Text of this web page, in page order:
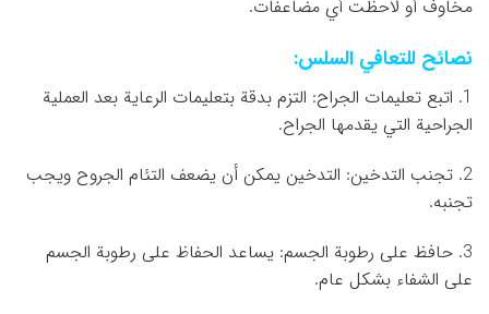
مخاوف أو لاحظت أي مضاعفات.
نصائح للتعافي السلس:
1. اتبع تعليمات الجراح: التزم بدقة بتعليمات الرعاية بعد العملية
الجراحية التي يقدمها الجراح.
2. تجنب التدخين: التدخين يمكن أن يضعف التئام الجروح ويجب
تجنبه.
3. حافظ على رطوبة الجسم: يساعد الحفاظ على رطوبة الجسم
على الشفاء بشكل عام.